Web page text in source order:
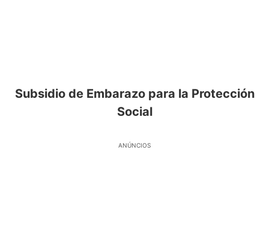
Subsidio de Embarazo para la Protección
Social
ANÚNCIOS